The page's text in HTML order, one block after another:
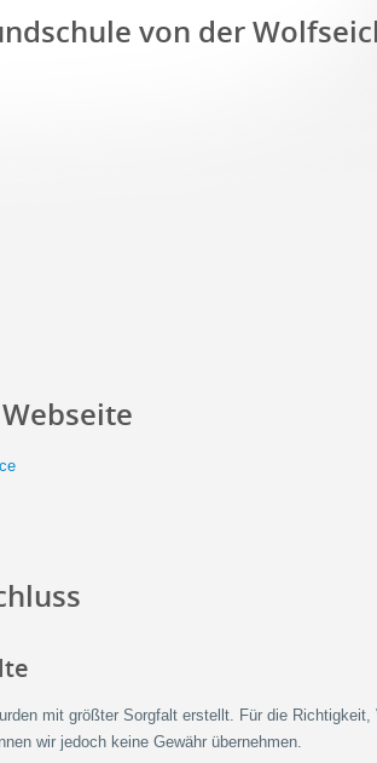
von der
mit größter Sorgfalt erstellt. Für die Richtigkeit,
wir jedoch keine Gewähr übernehmen.